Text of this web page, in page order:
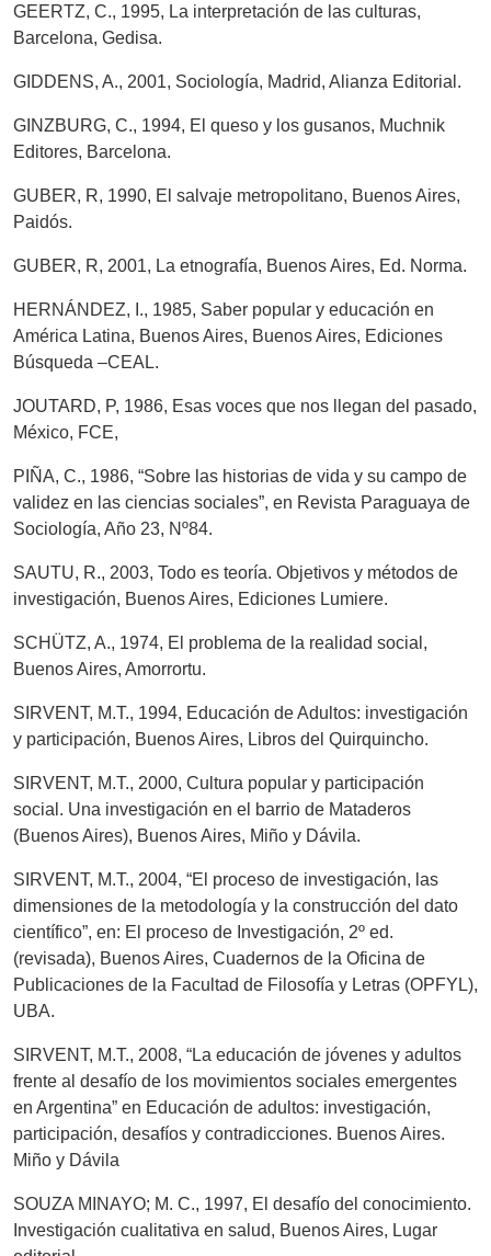
GEERTZ, C., 1995, La interpretación de las culturas,
Barcelona, Gedisa.
GIDDENS, A., 2001, Sociología, Madrid, Alianza Editorial.
GINZBURG, C., 1994, El queso y los gusanos, Muchnik
Editores, Barcelona.
GUBER, R, 1990, El salvaje metropolitano, Buenos Aires,
Paidós.
GUBER, R, 2001, La etnografía, Buenos Aires, Ed. Norma.
HERNÁNDEZ, I., 1985, Saber popular y educación en
América Latina, Buenos Aires, Buenos Aires, Ediciones
Búsqueda –CEAL.
JOUTARD, P, 1986, Esas voces que nos llegan del pasado,
México, FCE,
PIÑA, C., 1986, “Sobre las historias de vida y su campo de
validez en las ciencias sociales”, en Revista Paraguaya de
Sociología, Año 23, Nº84.
SAUTU, R., 2003, Todo es teoría. Objetivos y métodos de
investigación, Buenos Aires, Ediciones Lumiere.
SCHÜTZ, A., 1974, El problema de la realidad social,
Buenos Aires, Amorrortu.
SIRVENT, M.T., 1994, Educación de Adultos: investigación
y participación, Buenos Aires, Libros del Quirquincho.
SIRVENT, M.T., 2000, Cultura popular y participación
social. Una investigación en el barrio de Mataderos
(Buenos Aires), Buenos Aires, Miño y Dávila.
SIRVENT, M.T., 2004, “El proceso de investigación, las
dimensiones de la metodología y la construcción del dato
científico”, en: El proceso de Investigación, 2º ed.
(revisada), Buenos Aires, Cuadernos de la Oficina de
Publicaciones de la Facultad de Filosofía y Letras (OPFYL),
UBA.
SIRVENT, M.T., 2008, “La educación de jóvenes y adultos
frente al desafío de los movimientos sociales emergentes
en Argentina” en Educación de adultos: investigación,
participación, desafíos y contradicciones. Buenos Aires.
Miño y Dávila
SOUZA MINAYO; M. C., 1997, El desafío del conocimiento.
Investigación cualitativa en salud, Buenos Aires, Lugar